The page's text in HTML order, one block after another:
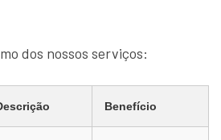
dos nossos serviços:
Benefício